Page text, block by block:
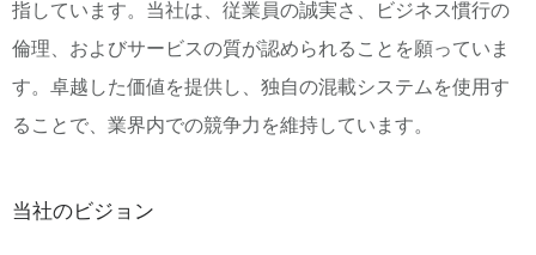
指しています。当社は、従業員の誠実さ、ビジネス慣行の
倫理、およびサービスの質が認められることを願っていま
す。卓越した価値を提供し、独自の混載システムを使用す
ることで、業界内での競争力を維持しています。
当社のビジョン